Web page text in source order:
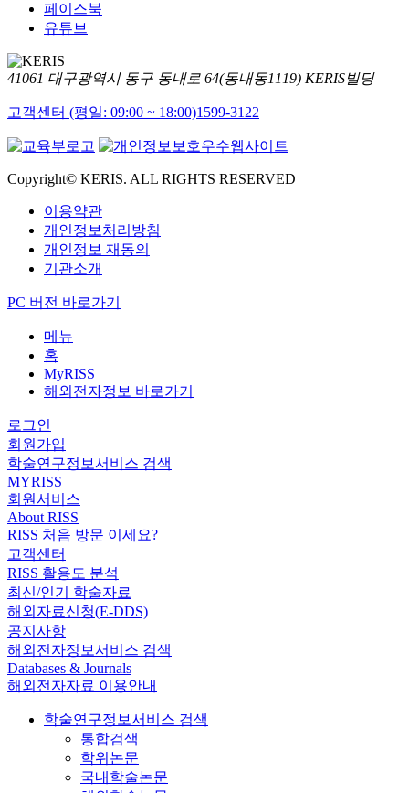
페이스북
유튜브
41061 대구광역시 동구 동내로 64(동내동1119) KERIS빌딩
고객센터 (평일: 09:00 ~ 18:00)1599-3122
Copyright© KERIS. ALL RIGHTS RESERVED
이용약관
개인정보처리방침
개인정보 재동의
기관소개
PC 버전 바로가기
메뉴
홈
MyRISS
해외전자정보 바로가기
로그인
회원가입
학술연구정보서비스 검색
MYRISS
회원서비스
About RISS
RISS 처음 방문 이세요?
고객센터
RISS 활용도 분석
최신/인기 학술자료
해외자료신청(E-DDS)
공지사항
해외전자정보서비스 검색
Databases & Journals
해외전자자료 이용안내
학술연구정보서비스 검색
통합검색
학위논문
국내학술논문